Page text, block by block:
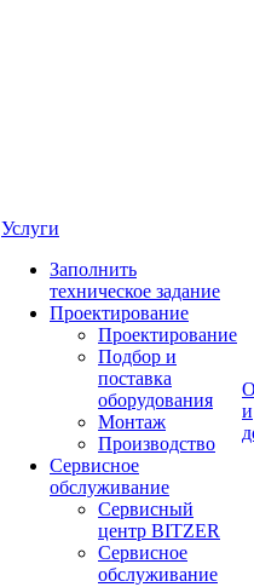
Услуги
Заполнить
техническое задание
Проектирование
Проектирование
Подбор и
поставка
оборудования
Монтаж
Производство
Сервисное
обслуживание
Сервисный
центр BITZER
Сервисное
обслуживание
и